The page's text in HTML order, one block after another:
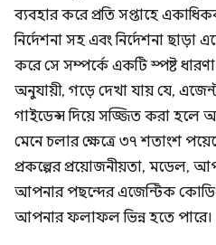
ব্যবহার করে প্রতি সপ্তাহে
নির্দেশনা সহ এবং নির্দেশনা
করে সে সম্পর্কে একটি স্পষ্ট
অনুযায়ী, গড়ে দেখা যায় যে,
গাইডেন্স দিয়ে সজ্জিত করা
মেনে চলার ক্ষেত্রে ৩৭ শতাংশ
প্রকল্পের প্রয়োজনীয়তা, মডেল,
আপনার পছন্দের এজেন্টিক
আপনার ফলাফল ভিন্ন হতে পারে।